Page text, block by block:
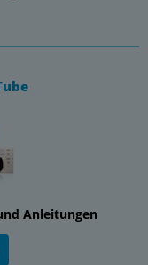
Anleitungen